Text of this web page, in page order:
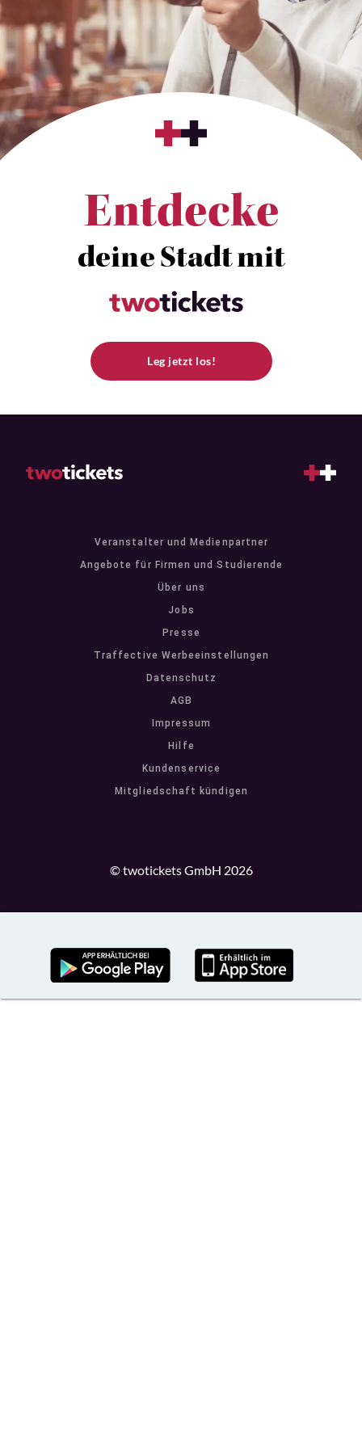
Entdecke
deine Stadt mit
Leg jetzt los!
Veranstalter und Medienpartner
Angebote für Firmen und Studierende
Über uns
Jobs
Presse
Traffective Werbeeinstellungen
Datenschutz
AGB
Impressum
Hilfe
Kundenservice
Mitgliedschaft kündigen
© twotickets GmbH 2026